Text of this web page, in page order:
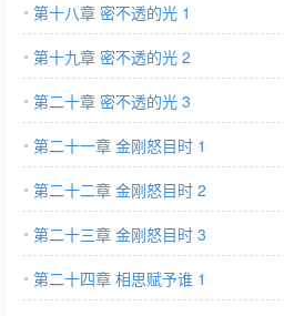
第十八章 密不透的光 1
第十九章 密不透的光 2
第二十章 密不透的光 3
第二十一章 金刚怒目时 1
第二十二章 金刚怒目时 2
第二十三章 金刚怒目时 3
第二十四章 相思赋予谁 1